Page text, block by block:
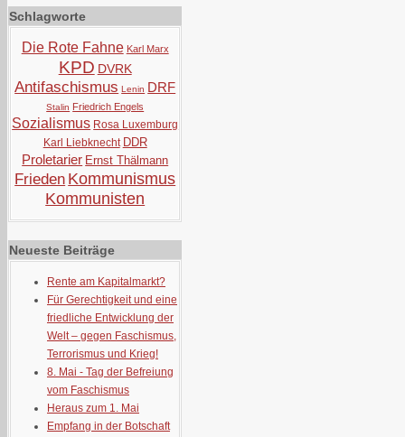
Schlagworte
Die Rote Fahne Karl Marx
KPD DVRK
Antifaschismus Lenin DRF
Stalin Friedrich Engels
Sozialismus Rosa Luxemburg
Karl Liebknecht DDR
Proletarier Ernst Thälmann
Frieden Kommunismus
Kommunisten
Neueste Beiträge
Rente am Kapitalmarkt?
Für Gerechtigkeit und eine
friedliche Entwicklung der
Welt – gegen Faschismus,
Terrorismus und Krieg!
8. Mai - Tag der Befreiung
vom Faschismus
Heraus zum 1. Mai
Empfang in der Botschaft